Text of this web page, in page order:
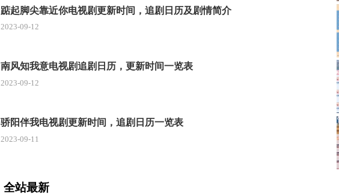
踮起脚尖靠近你电视剧更新时间，追剧日历及剧情简介
2023-09-12
南风知我意电视剧追剧日历，更新时间一览表
2023-09-12
骄阳伴我电视剧更新时间，追剧日历一览表
2023-09-11
全站最新